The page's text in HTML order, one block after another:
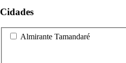
Cidades
Almirante Tamandaré